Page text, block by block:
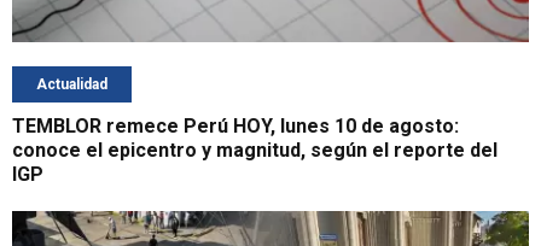
Actualidad
TEMBLOR remece Perú HOY, lunes 10 de agosto:
conoce el epicentro y magnitud, según el reporte del
IGP